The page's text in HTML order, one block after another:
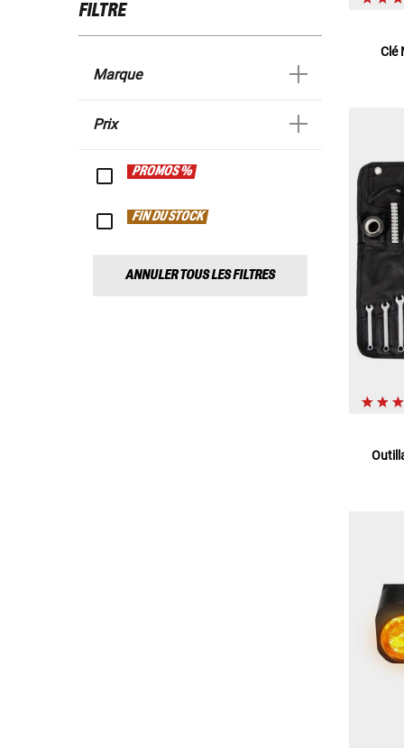
FILTRE
Marque
Prix
PROMOS %
FIN DU STOCK
ANNULER TOUS LES FILTRES
Clé